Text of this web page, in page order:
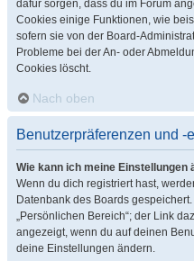
dafür sorgen, dass du im Forum
Cookies einige Funktionen, wie
sofern sie von der Board-
Probleme bei der An- oder
Cookies löscht.
Nach oben
Benutzerpräferenzen und -
Wie kann ich meine Einstellungen
Wenn du dich registriert hast,
Datenbank des Boards
„Persönlichen Bereich“; der Link
angezeigt, wenn du auf deinen
deine Einstellungen ändern.